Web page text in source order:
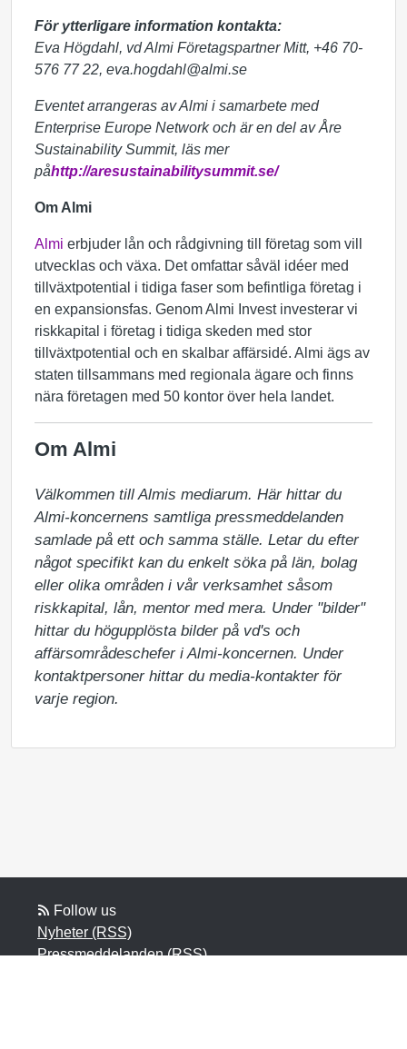
För ytterligare information kontakta:
Eva Högdahl, vd Almi Företagspartner Mitt, +46 70-
576 77 22, eva.hogdahl@almi.se
Eventet arrangeras av Almi i samarbete med
Enterprise Europe Network och är en del av Åre
Sustainability Summit, läs mer
påhttp://aresustainabilitysummit.se/
Om Almi
Almi erbjuder lån och rådgivning till företag som vill
utvecklas och växa. Det omfattar såväl idéer med
tillväxtpotential i tidiga faser som befintliga företag i
en expansionsfas. Genom Almi Invest investerar vi
riskkapital i företag i tidiga skeden med stor
tillväxtpotential och en skalbar affärsidé. Almi ägs av
staten tillsammans med regionala ägare och finns
nära företagen med 50 kontor över hela landet.
Om Almi
Välkommen till Almis mediarum. Här hittar du
Almi-koncernens samtliga pressmeddelanden
samlade på ett och samma ställe. Letar du efter
något specifikt kan du enkelt söka på län, bolag
eller olika områden i vår verksamhet såsom
riskkapital, lån, mentor med mera. Under "bilder"
hittar du högupplösta bilder på vd's och
affärsområdeschefer i Almi-koncernen. Under
kontaktpersoner hittar du media-kontakter för
varje region.
Follow us
Nyheter (RSS)
Pressmeddelanden (RSS)